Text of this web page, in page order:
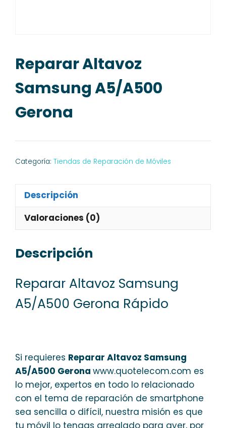
Reparar Altavoz
Samsung A5/A500
Gerona
Categoría: Tiendas de Reparación de Móviles
Descripción
Valoraciones (0)
Descripción
Reparar Altavoz Samsung
A5/A500 Gerona Rápido
Si requieres Reparar Altavoz Samsung
A5/A500 Gerona www.quotelecom.com es
lo mejor, expertos en todo lo relacionado
con el tema de reparación de smartphone
sea sencilla o difícil, nuestra misión es que
tu móvil lo tengas arreglado para ayer, por